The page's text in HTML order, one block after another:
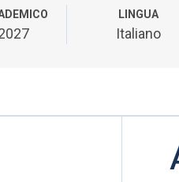
LINGUA
Italiano